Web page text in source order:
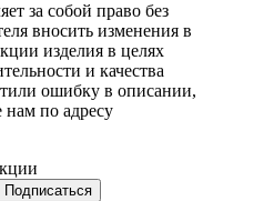
за собой право без
вносить изменения в
изделия в целях
и качества
ошибку в описании,
нам по адресу
Подписаться